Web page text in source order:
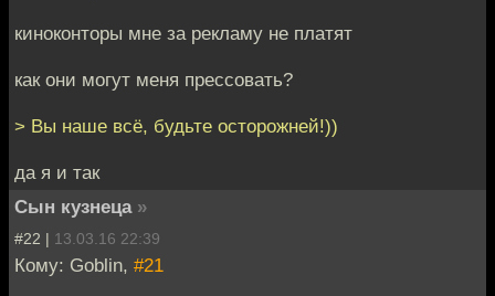
киноконторы мне за рекламу не платят
как они могут меня прессовать?
> Вы наше всё, будьте осторожней!))
да я и так
Сын кузнеца »
#22 | 13.03.16 22:39
Кому: Goblin, #21